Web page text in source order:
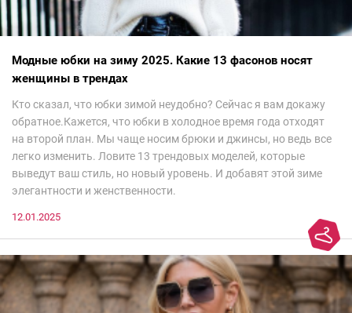
Модные юбки на зиму 2025. Какие 13 фасонов носят
женщины в трендах
Кто сказал, что юбки зимой неудобно? Сейчас я вам докажу
обратное.Кажется, что юбки в холодное время года отходят
на второй план. Мы чаще носим брюки и джинсы, но ведь все
легко изменить. Ловите 13 трендовых моделей, которые
выведут ваш стиль, но новый уровень. И добавят этой зиме
элегантности и женственности.
12.01.2025